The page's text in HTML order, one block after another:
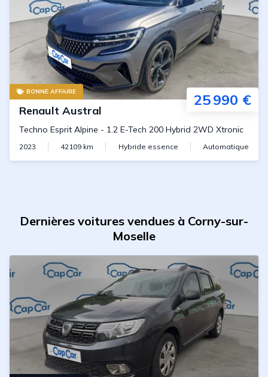
BONNE AFFAIRE 25 990 €
Renault Austral
Techno Esprit Alpine - 1.2 E-Tech 200 Hybrid 2WD Xtronic
2023 42109 km Hybride essence Automatique
Dernières voitures vendues à Corny-sur-
Moselle